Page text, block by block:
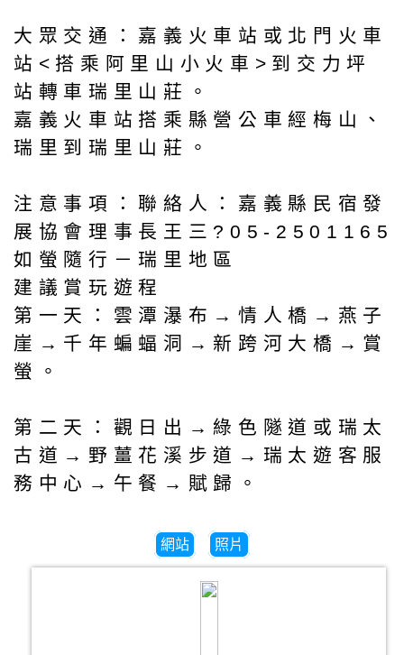
大眾交通：嘉義火車站或北門火車
站<搭乘阿里山小火車>到交力坪
站轉車瑞里山莊。
嘉義火車站搭乘縣營公車經梅山、
瑞里到瑞里山莊。
注意事項：聯絡人：嘉義縣民宿發
展協會理事長王三?05-2501165
如螢隨行－瑞里地區
建議賞玩遊程
第一天：雲潭瀑布→情人橋→燕子
崖→千年蝙蝠洞→新跨河大橋→賞
螢。
第二天：觀日出→綠色隧道或瑞太
古道→野薑花溪步道→瑞太遊客服
務中心→午餐→賦歸。
網站 照片